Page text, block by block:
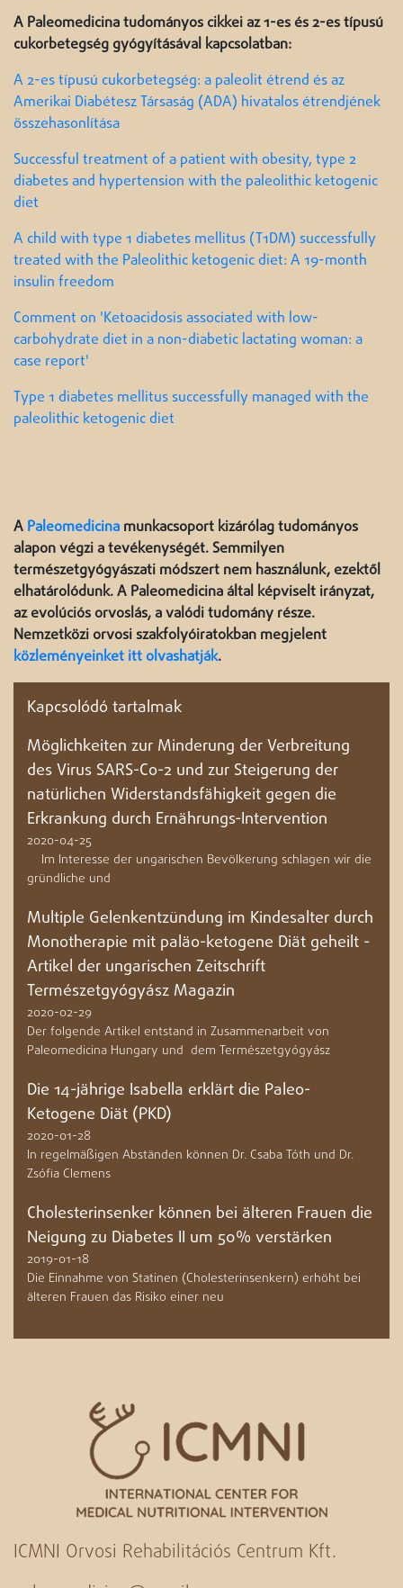
A Paleomedicina tudományos cikkei az 1-es és 2-es típusú
cukorbetegség gyógyításával kapcsolatban:
A 2-es típusú cukorbetegség: a paleolit étrend és az
Amerikai Diabétesz Társaság (ADA) hivatalos étrendjének
összehasonlítása
Successful treatment of a patient with obesity, type 2
diabetes and hypertension with the paleolithic ketogenic
diet
A child with type 1 diabetes mellitus (T1DM) successfully
treated with the Paleolithic ketogenic diet: A 19-month
insulin freedom
Comment on 'Ketoacidosis associated with low-
carbohydrate diet in a non-diabetic lactating woman: a
case report'
Type 1 diabetes mellitus successfully managed with the
paleolithic ketogenic diet
A Paleomedicina munkacsoport kizárólag tudományos
alapon végzi a tevékenységét. Semmilyen
természetgyógyászati módszert nem használunk, ezektől
elhatárolódunk. A Paleomedicina által képviselt irányzat,
az evolúciós orvoslás, a valódi tudomány része.
Nemzetközi orvosi szakfolyóiratokban megjelent
közleményeinket itt olvashatják.
Kapcsolódó tartalmak
Möglichkeiten zur Minderung der Verbreitung
des Virus SARS-Co-2 und zur Steigerung der
natürlichen Widerstandsfähigkeit gegen die
Erkrankung durch Ernährungs-Intervention
2020-04-25
Im Interesse der ungarischen Bevölkerung schlagen wir die
gründliche und
Multiple Gelenkentzündung im Kindesalter durch
Monotherapie mit paläo-ketogene Diät geheilt -
Artikel der ungarischen Zeitschrift
Természetgyógyász Magazin
2020-02-29
Der folgende Artikel entstand in Zusammenarbeit von
Paleomedicina Hungary und dem Természetgyógyász
Die 14-jährige Isabella erklärt die Paleo-
Ketogene Diät (PKD)
2020-01-28
In regelmäßigen Abständen können Dr. Csaba Tóth und Dr.
Zsófia Clemens
Cholesterinsenker können bei älteren Frauen die
Neigung zu Diabetes II um 50% verstärken
2019-01-18
Die Einnahme von Statinen (Cholesterinsenkern) erhöht bei
älteren Frauen das Risiko einer neu
ICMNI Orvosi Rehabilitációs Centrum Kft.